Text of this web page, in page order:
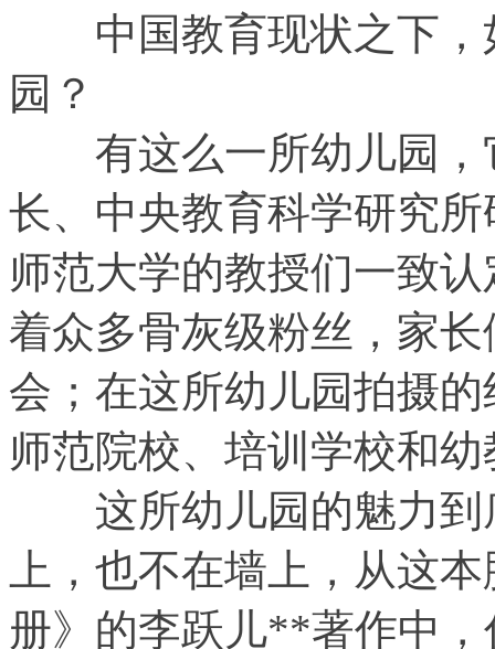
中国教育现状之下，
园？
有这么一所幼儿园，
长、中央教育科学研究
师范大学的教授们一致
着众多骨灰级粉丝，家
会；在这所幼儿园拍摄
师范院校、培训学校和
这所幼儿园的魅力到
上，也不在墙上，从这
册》的李跃儿**著作中